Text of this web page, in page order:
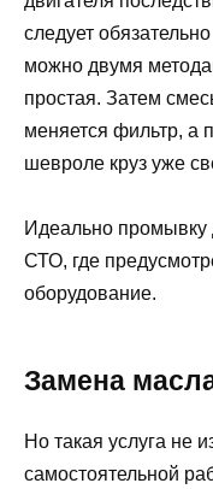
следует
можно двумя
простая. Затем
меняется фильтр, а
шевроле круз уже
Идеально промывку
СТО, где
оборудование.
Замена
Но такая услуга не
самостоятельной